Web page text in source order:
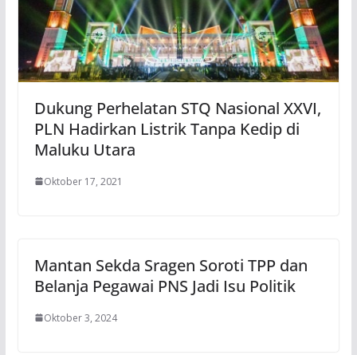
Dukung Perhelatan STQ Nasional XXVI,
PLN Hadirkan Listrik Tanpa Kedip di
Maluku Utara
Oktober 17, 2021
Mantan Sekda Sragen Soroti TPP dan
Belanja Pegawai PNS Jadi Isu Politik
Oktober 3, 2024